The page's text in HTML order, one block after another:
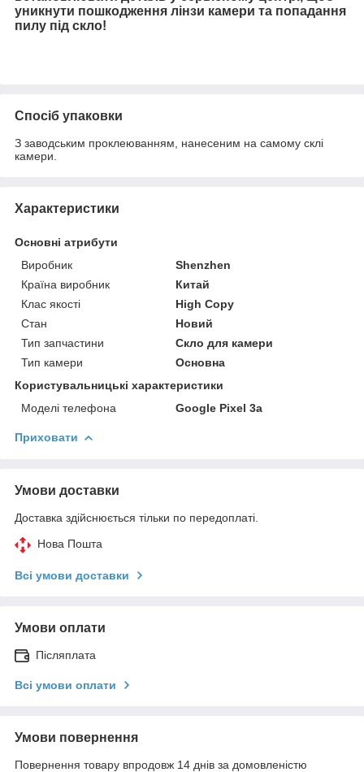
уникнути пошкодження лінзи камери та попадання
пилу під скло!
Спосіб упаковки
З заводським проклеюванням, нанесеним на самому склі
камери.
Характеристики
Основні атрибути
Виробник
Shenzhen
Країна виробник
Китай
Клас якості
High Copy
Стан
Новий
Тип запчастини
Скло для камери
Тип камери
Основна
Користувальницькі характеристики
Моделі телефона
Google Pixel 3а
Приховати
Умови доставки
Доставка здійснюється тільки по передоплаті.
Нова Пошта
Всі умови доставки
Умови оплати
Післяплата
Всі умови оплати
Умови повернення
Повернення товару впродовж 14 днів за домовленістю